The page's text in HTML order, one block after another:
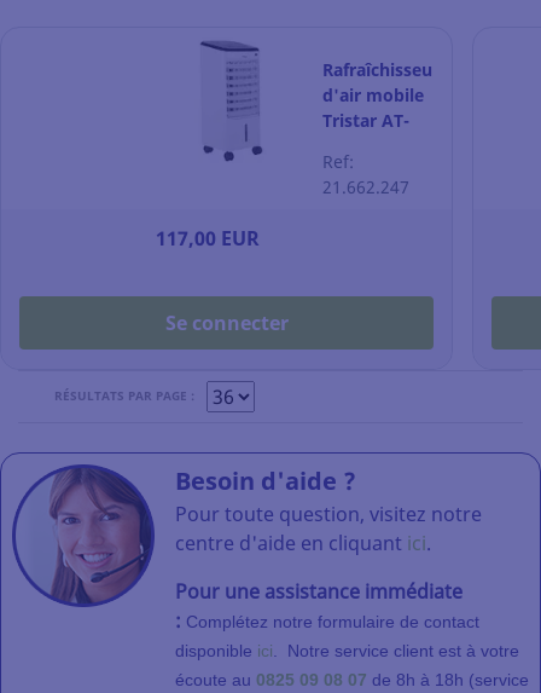
Rafraîchisseur
d'air mobile
Tristar AT-
télécommande
et minuterie
Ref:
21.662.247
117,00 EUR
Se connecter
RÉSULTATS PAR PAGE :
Besoin d'aide ?
Pour toute question, visitez notre
centre d'aide en cliquant ici.
Pour une assistance immédiate
: Complétez notre formulaire de contact
disponible ici Notre service client est à votre
écoute au 0825 09 08 07 de 8h à 18h (service